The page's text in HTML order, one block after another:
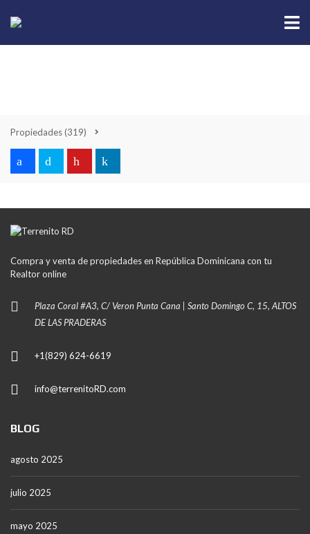
Propiedades(319)
Compra y venta de propiedades en República Dominicana con tu
Realtor online
Plaza Coral #A3, C/ Veron Punta Cana | Santo Domingo C, 15, ALTOS
DE LAS PRADERAS
+1(829) 624-6619
info@terrenitoRD.com
BLOG
agosto 2025
julio 2025
mayo 2025